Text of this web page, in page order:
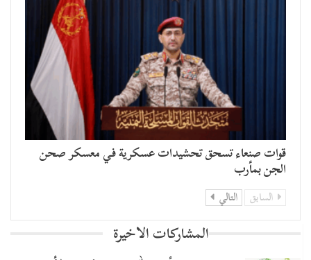
قوات صنعاء تسحق تحشيدات عسكرية في معسكر صحن
الجن بمأرب
السابق التالي
المشاركات الاخيرة